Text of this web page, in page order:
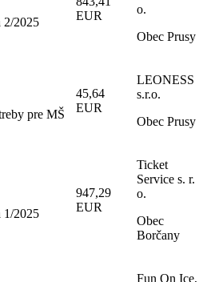
2/2025
EUR
o.
Obec Prusy
pre MŠ
45,64
EUR
LEONESS
s.r.o.
Obec Prusy
1/2025
947,29
EUR
Ticket
Service s. r.
o.
Obec
Borčany
Fun On Ice,